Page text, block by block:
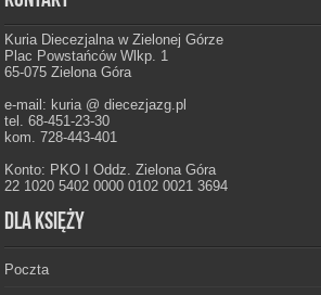
Kuria Diecezjalna w Zielonej Górze
Plac Powstańców Wlkp. 1
65-075 Zielona Góra
e-mail: kuria @ diecezjazg.pl
tel. 68-451-23-30
kom. 728-443-401
Konto: PKO I Oddz. Zielona Góra
22 1020 5402 0000 0102 0021 3694
Dla księży
Poczta